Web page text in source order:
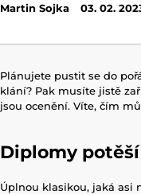
Martin Sojka 03. 02.
Plánujete pustit se do
klání? Pak musíte jistě
jsou ocenění. Víte, čím
Diplomy
Úplnou klasikou, jaká asi